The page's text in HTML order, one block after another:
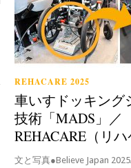
REHACARE 2025
車いすドッキング
技術「MADS」／
REHACARE（リ
文と写真●Believe Japan